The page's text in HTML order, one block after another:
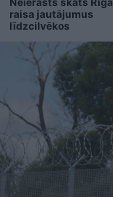
raisa jautājumus
līdzcilvēkos